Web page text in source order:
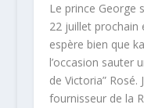
Le prince George
22 juillet prochain
espère bien que
l’occasion sauter
de Victoria”
fournisseur de la